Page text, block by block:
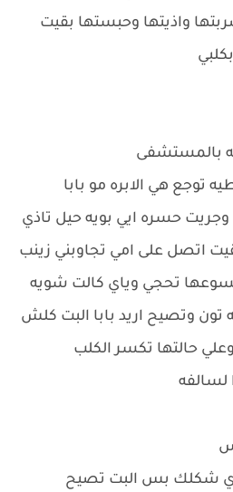
واذيتها وحبستها بقيت
بالمستشفى
توجع هي الابره مو بابا
حسره ايي بويه حيل تاذي
اتصل على امي تجاوبني زينب
تحجي وياي كالت شويه
وتصيح اريد بابا البت كلش
حالتها تكسر الكلب
شكلك بس البت تصيح